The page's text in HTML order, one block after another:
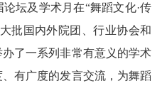
坛及学术月在“舞蹈文化·传
批国内外院团、行业协会和
了一系列非常有意义的学术
有广度的发言交流，为舞蹈